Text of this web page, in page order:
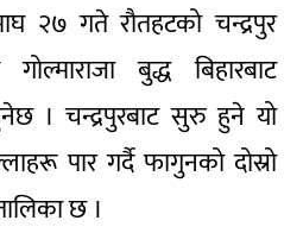
२७ गते रौतहटको चन्द्रपुर
बुद्ध बिहारबाट
। चन्द्रपुरबाट सुरु हुने यो
पार गर्दै फागुनको दोस्रो
छ ।